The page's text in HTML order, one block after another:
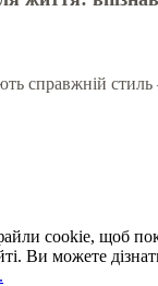
справжній
cookie, щоб
Ви можете